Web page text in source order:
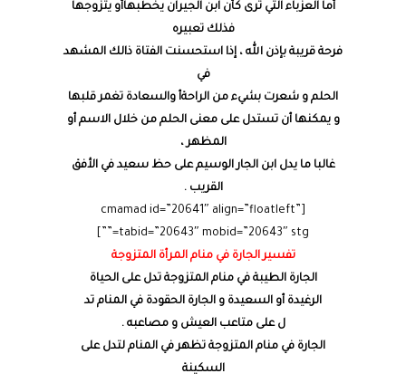
أما العزباء التي ترى كأن ابن الجيران يخطبهاأو يتزوجها
فذلك تعبيره
فرحة قريبة بإذن الله ، إذا استحسنت الفتاة ذالك المشهد
في
الحلم و شعرت بشيء من الراحةأ والسعادة تغمر قلبها
و يمكنها أن تستدل على معنى الحلم من خلال الاسم أو
المظهر ،
غالبا ما يدل ابن الجار الوسيم على حظ سعيد في الأفق
القريب .
[cmamad id=”20641″ align=”floatleft”
tabid=”20643″ mobid=”20643″ stg=””]
تفسير الجارة في منام المرأة المتزوجة
الجارة الطيبة في منام المتزوجة تدل على الحياة
الرغيدة أو السعيدة و الجارة الحقودة في المنام تد
ل على متاعب العيش و مصاعبه .
الجارة في منام المتزوجة تظهر في المنام لتدل على
السكينة